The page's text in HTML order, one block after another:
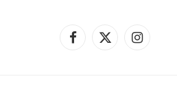
Facebook
X
Instagram